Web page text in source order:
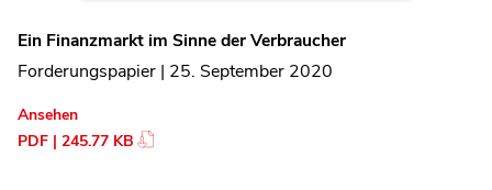
Ein Finanzmarkt im Sinne der Verbraucher
Forderungspapier | 25. September 2020
Ansehen
PDF | 245.77 KB